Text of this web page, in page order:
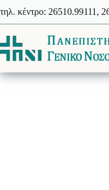
στο
περιεχόμενο
τηλ. κέντρο: 26510.99111,